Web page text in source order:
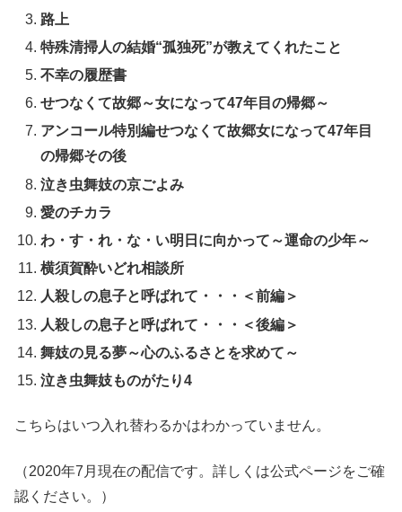
路上
特殊清掃人の結婚“孤独死”が教えてくれたこと
不幸の履歴書
せつなくて故郷～女になって47年目の帰郷～
アンコール特別編せつなくて故郷女になって47年目
の帰郷その後
泣き虫舞妓の京ごよみ
愛のチカラ
わ・す・れ・な・い明日に向かって～運命の少年～
横須賀酔いどれ相談所
人殺しの息子と呼ばれて・・・＜前編＞
人殺しの息子と呼ばれて・・・＜後編＞
舞妓の見る夢～心のふるさとを求めて～
泣き虫舞妓ものがたり4
こちらはいつ入れ替わるかはわかっていません。
（2020年7月現在の配信です。詳しくは公式ページをご確
認ください。）